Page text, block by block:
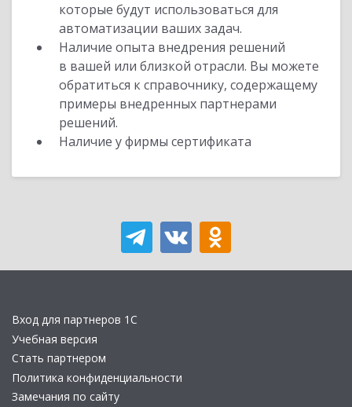
которые будут использоваться для
автоматизации ваших задач.
Наличие опыта внедрения решений
в вашей или близкой отрасли. Вы можете
обратиться к справочнику, содержащему
примеры внедренных партнерами
решений.
Наличие у фирмы сертификата
Вход для партнеров 1С
Учебная версия
Стать партнером
Политика конфиденциальности
Замечания по сайту